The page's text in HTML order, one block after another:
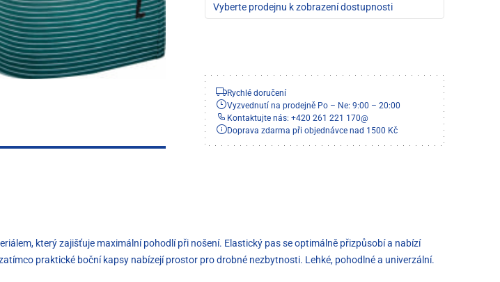
Vyberte prodejnu k zobrazení dostupnosti
Rychlé doručení
Vyzvednutí na prodejně Po – Ne: 9:00 – 20:00
Kontaktujte nás: +420 261 221 170@
Doprava zdarma při objednávce nad 1500 Kč
který zajišťuje maximální pohodlí při nošení. Elastický pas se optimálně přizpůsobí a nabízí
praktické boční kapsy nabízejí prostor pro drobné nezbytnosti. Lehké, pohodlné a univerzální.